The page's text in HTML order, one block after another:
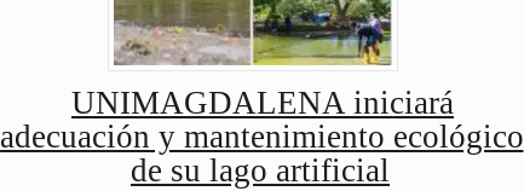
UNIMAGDALENA iniciará
adecuación y mantenimiento ecológico
de su lago artificial